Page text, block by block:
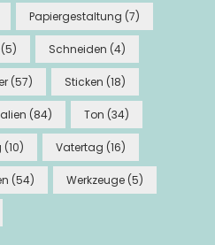
Papiergestaltung (7)
(5) Schneiden (4)
(57) Sticken (18)
(84) Ton (34)
(10) Vatertag (16)
(54) Werkzeuge (5)